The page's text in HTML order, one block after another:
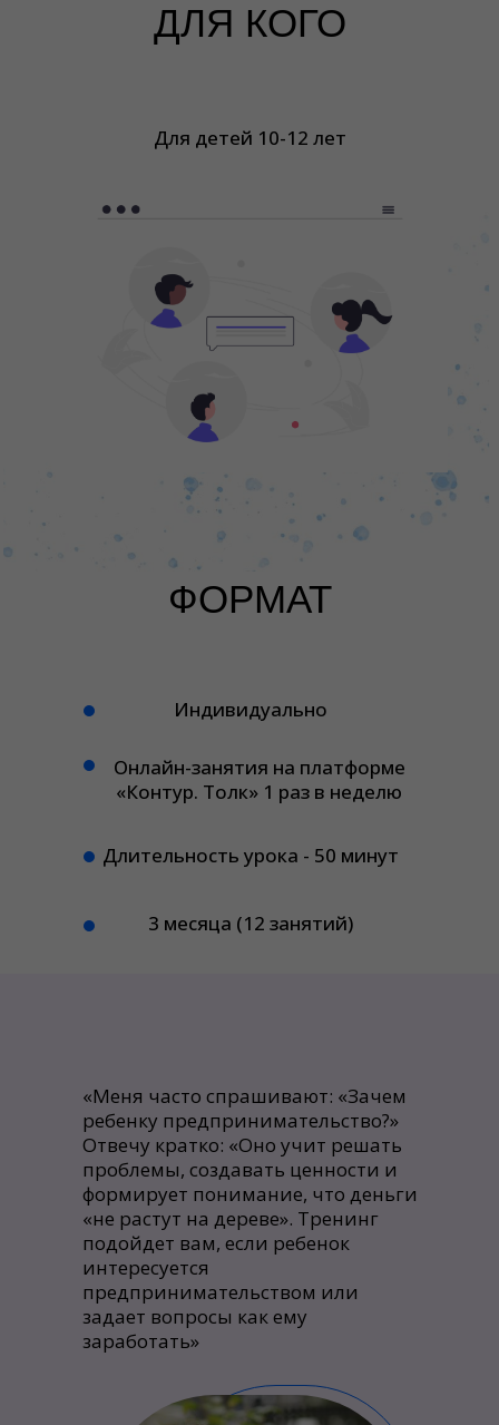
ФОРМАТ
ДЛЯ КОГО
3 месяца (12 занятий)
Длительность урока - 50 минут
Для детей 10-12 лет
Индивидуально
Онлайн-занятия на платформе
«Контур. Толк» 1 раз в неделю
«Меня часто спрашивают: «Зачем
ребенку предпринимательство?»
Отвечу кратко: «Оно учит решать
проблемы, создавать ценности и
формирует понимание, что деньги
«не растут на дереве». Тренинг
подойдет вам, если ребенок
интересуется
предпринимательством или
задает вопросы как ему
заработать»